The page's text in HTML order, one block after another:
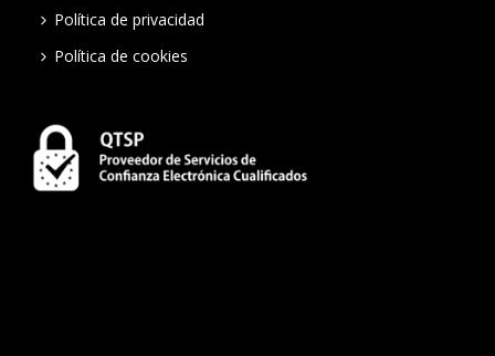
Política de privacidad
Política de cookies